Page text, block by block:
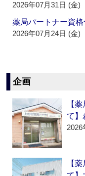
2026年07月31日 (金)
薬局パートナー資
2026年07月24日 (金)
企画
【
て】
2026
【